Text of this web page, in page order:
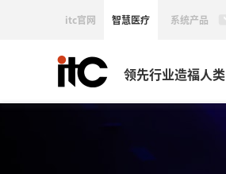
itc官网 智慧医疗 系统产品
领先行业造福人类